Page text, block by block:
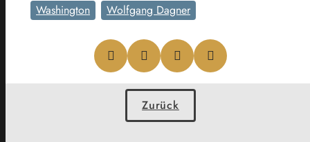
Washington
Wolfgang Dagner
Zurück